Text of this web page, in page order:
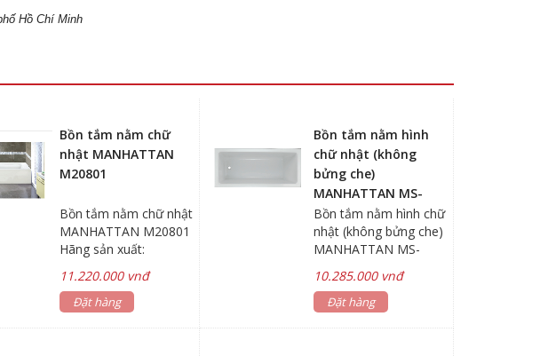
Hồ Chí Minh
Bồn tắm nằm chữ
nhật MANHATTAN
M20801
Bồn tắm nằm chữ nhật
MANHATTAN M20801
Hãng sản xuất:
MANHATTAN Kích
thước :
550x680x1700mm
11.220.000 vnđ
Đặt hàng
Bồn tắm nằm hình
chữ nhật (không
bửng che)
MANHATTAN MS-
8875B
Bồn tắm nằm hình chữ
nhật (không bửng che)
MANHATTAN MS-
8875B Hãng sản xuất:
MANHATTAN Kích
thước bồn:
10.285.000 vnđ
Đặt hàng